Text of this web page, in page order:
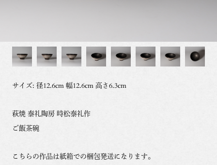
サイズ: 径12.6cm 幅12.6cm 高さ6.3cm
萩焼 泰礼陶房 時松泰礼作
ご飯茶碗
こちらの作品は紙箱での梱包発送になります。